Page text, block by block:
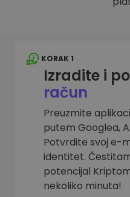
KORAK 1
Izradite i
račun
Preuzmite
putem Googlea,
Potvrdite svoj e-
identitet.
potencijal
nekoliko minuta!